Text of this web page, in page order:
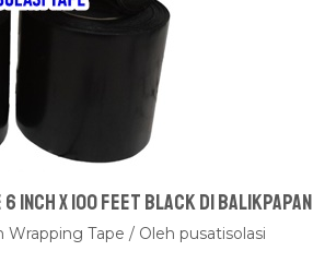
Inch x 100 Feet Black Di Balikpapan
Wrapping Tape / Oleh pusatisolasi